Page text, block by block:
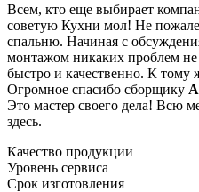
Всем, кто еще выбирает
советую Кухни мол! Не
спальню. Начиная с
монтажом никаких проблем
быстро и качественно. К тому
Огромное спасибо сборщику
Это мастер своего дела! Всю
здесь.
Качество продукции
Уровень сервиса
Срок изготовления